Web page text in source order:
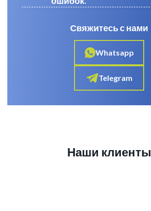
Свяжитесь с нами
Whatsapp
Telegram
Наши клиенты